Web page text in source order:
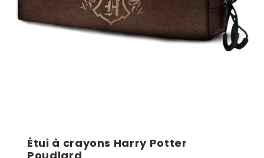
Étui à crayons Harry Potter